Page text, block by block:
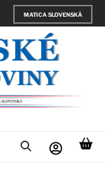
MATICA SLOVENSKÁ